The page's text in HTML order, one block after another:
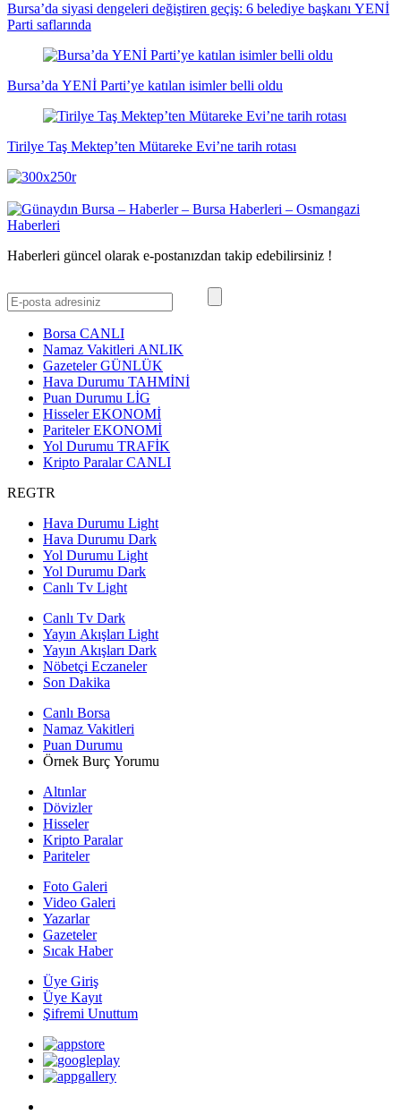
Bursa’da siyasi dengeleri değiştiren geçiş: 6 belediye başkanı YENİ
Parti saflarında
Bursa’da YENİ Parti’ye katılan isimler belli oldu
Tirilye Taş Mektep’ten Mütareke Evi’ne tarih rotası
Haberleri güncel olarak e-postanızdan takip edebilirsiniz !
Borsa CANLI
Namaz Vakitleri ANLIK
GazetelerGÜNLÜK
Hava Durumu TAHMİNİ
Puan Durumu LİG
HisselerEKONOMİ
ParitelerEKONOMİ
Yol Durumu TRAFİK
Kripto ParalarCANLI
REGTR
Hava Durumu Light
Hava Durumu Dark
Yol Durumu Light
Yol Durumu Dark
Canlı Tv Light
Canlı Tv Dark
Yayın Akışları Light
Yayın Akışları Dark
Nöbetçi Eczaneler
Son Dakika
Canlı Borsa
Namaz Vakitleri
Puan Durumu
Örnek Burç Yorumu
Altınlar
Dövizler
Hisseler
Kripto Paralar
Pariteler
Foto Galeri
Video Galeri
Yazarlar
Gazeteler
Sıcak Haber
Üye Giriş
Üye Kayıt
Şifremi Unuttum